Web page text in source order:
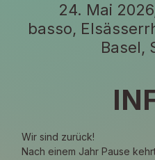
24. Mai
basso,
Basel,
Wir sind zurück!
Nach einem Jahr Pause